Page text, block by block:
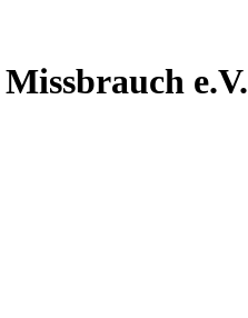
e.V.